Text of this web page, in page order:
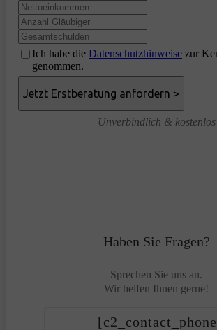
Ich habe die Datenschutzhinweise zur
genommen.
Unverbindlich & kostenlos
Haben Sie Fragen?
Sprechen Sie uns an.
Wir helfen Ihnen gerne!